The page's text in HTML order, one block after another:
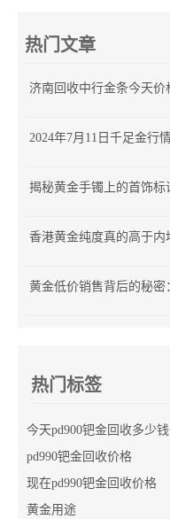
热门文章
济南回收中行金条今天价
2024年7月11日千足金行
揭秘黄金手镯上的首饰标
香港黄金纯度真的高于内
黄金低价销售背后的秘密
热门标签
今天pd900钯金回收多少
pd990钯金回收价格
现在pd990钯金回收价格
黄金用途